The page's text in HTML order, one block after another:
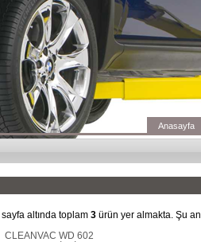
Anasayfa
sayfa altında toplam 3 ürün yer almakta. Şu an
CLEANVAC WD 602